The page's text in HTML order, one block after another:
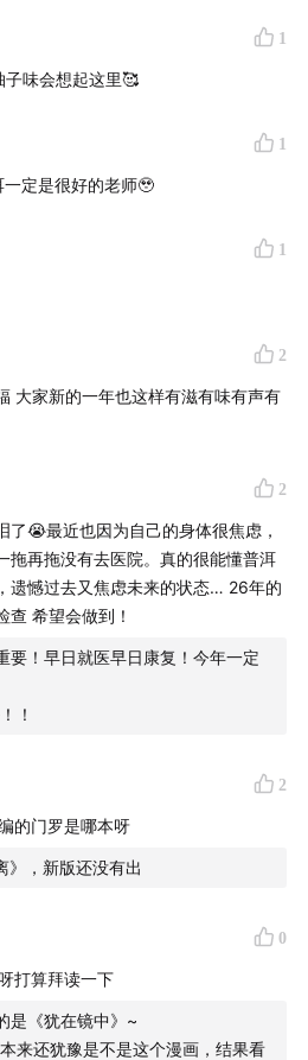
1
子味会想起这里🥰
1
定是很好的老师🥹
1
2
大家新的一年也这样有滋有味有声有
2
了😭最近也因为自己的身体很焦虑，
拖再拖没有去医院。真的很能懂普洱
遗憾过去又焦虑未来的状态… 26年的
查 希望会做到！
要！早日就医早日康复！今年一定
！
2
的门罗是哪本呀
》，新版还没有出
0
打算拜读一下
是《犹在镜中》~
来还犹豫是不是这个漫画，结果看